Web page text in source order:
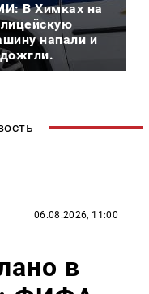
В Химках на
напали и
06.08.2026, 11:00
в